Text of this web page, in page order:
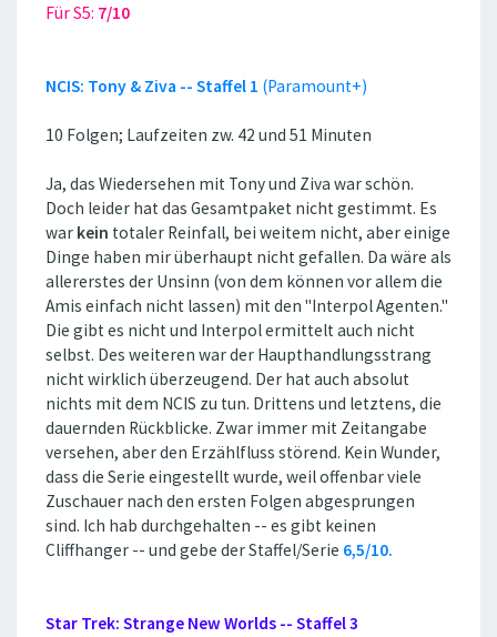
Für S5: 7/10
NCIS: Tony & Ziva -- Staffel 1 (Paramount+)
10 Folgen; Laufzeiten zw. 42 und 51 Minuten
Ja, das Wiedersehen mit Tony und Ziva war schön.
Doch leider hat das Gesamtpaket nicht gestimmt. Es
war kein totaler Reinfall, bei weitem nicht, aber einige
Dinge haben mir überhaupt nicht gefallen. Da wäre als
allererstes der Unsinn (von dem können vor allem die
Amis einfach nicht lassen) mit den ''Interpol Agenten.''
Die gibt es nicht und Interpol ermittelt auch nicht
selbst. Des weiteren war der Haupthandlungsstrang
nicht wirklich überzeugend. Der hat auch absolut
nichts mit dem NCIS zu tun. Drittens und letztens, die
dauernden Rückblicke. Zwar immer mit Zeitangabe
versehen, aber den Erzählfluss störend. Kein Wunder,
dass die Serie eingestellt wurde, weil offenbar viele
Zuschauer nach den ersten Folgen abgesprungen
sind. Ich hab durchgehalten -- es gibt keinen
Cliffhanger -- und gebe der Staffel/Serie 6,5/10.
Star Trek: Strange New Worlds -- Staffel 3